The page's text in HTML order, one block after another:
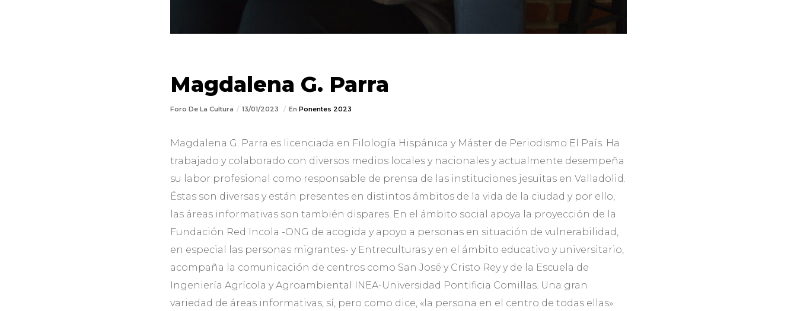
Magdalena G. Parra
Foro De La Cultura 13/01/2023 En Ponentes 2023
Magdalena G. Parra es licenciada en Filología Hispánica y Máster de Periodismo El País. Ha
trabajado y colaborado con diversos medios locales y nacionales y actualmente desempeña
su labor profesional como responsable de prensa de las instituciones jesuitas en Valladolid.
Éstas son diversas y están presentes en distintos ámbitos de la vida de la ciudad y por ello,
las áreas informativas son también dispares. En el ámbito social apoya la proyección de la
Fundación Red Incola -ONG de acogida y apoyo a personas en situación de vulnerabilidad,
en especial las personas migrantes- y Entreculturas y en el ámbito educativo y universitario,
acompaña la comunicación de centros como San José y Cristo Rey y de la Escuela de
Ingeniería Agrícola y Agroambiental INEA-Universidad Pontificia Comillas. Una gran
variedad de áreas informativas, sí, pero como dice, «la persona en el centro de todas ellas».